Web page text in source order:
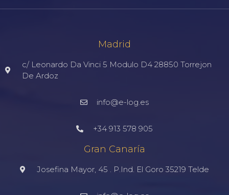
Madrid
c/ Leonardo Da Vinci 5 Modulo D4 28850 Torrejon
De Ardoz
info@e-log.es
+34 913 578 905
Gran Canaría
Josefina Mayor, 45 . P.Ind. El Goro 35219 Telde